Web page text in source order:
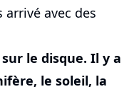
arrivé avec des
le disque. Il y a
le soleil, la